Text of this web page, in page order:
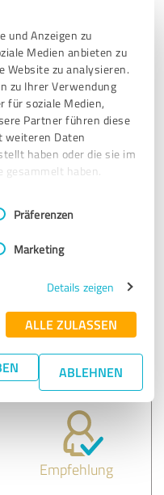
und Anzeigen zu
Medien anbieten zu
Website zu analysieren.
zu Ihrer Verwendung
für soziale Medien,
Partner führen diese
weiteren Daten
haben oder die sie im
haben.
Präferenzen
Marketing
Details zeigen
ALLE ZULASSEN
ABLEHNEN
working! It was clear
the numbers
Empfehlung